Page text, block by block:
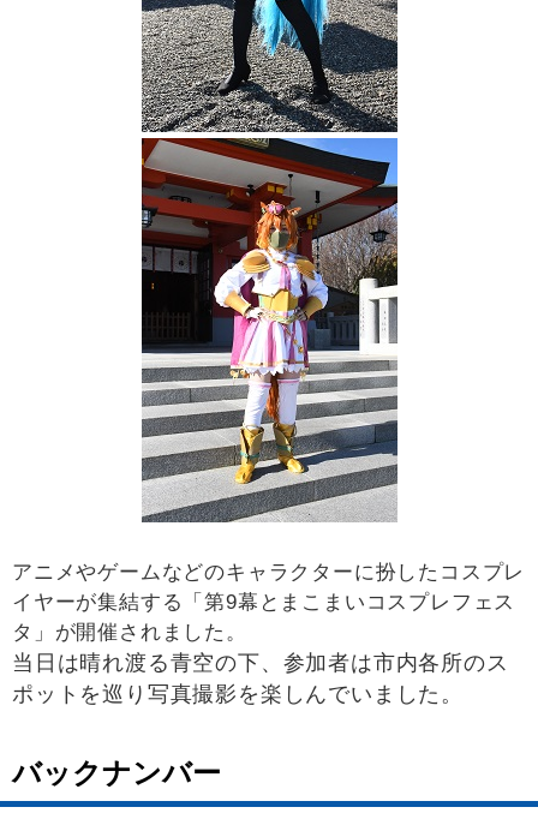
アニメやゲームなどのキャラクターに扮したコスプレ
イヤーが集結する「第9幕とまこまいコスプレフェス
タ」が開催されました。
当日は晴れ渡る青空の下、参加者は市内各所のス
ポットを巡り写真撮影を楽しんでいました。
バックナンバー